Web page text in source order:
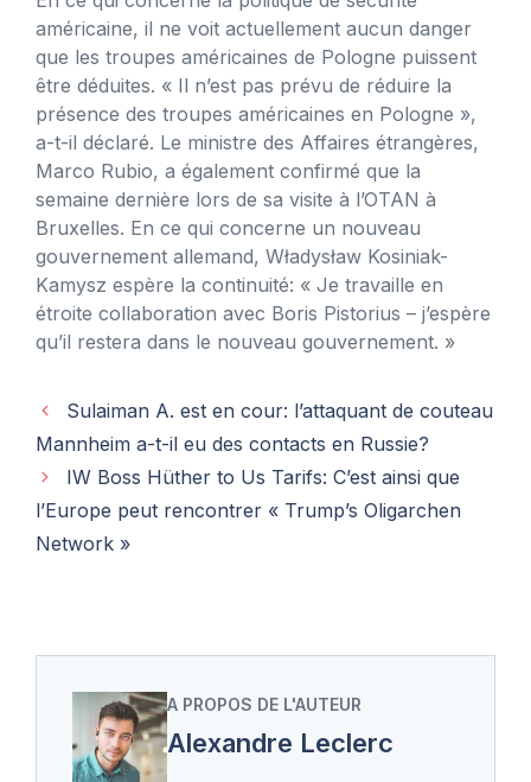
américaine, il ne voit actuellement aucun danger
que les troupes américaines de Pologne puissent
être déduites. « Il n’est pas prévu de réduire la
présence des troupes américaines en Pologne »,
a-t-il déclaré. Le ministre des Affaires étrangères,
Marco Rubio, a également confirmé que la
semaine dernière lors de sa visite à l’OTAN à
Bruxelles. En ce qui concerne un nouveau
gouvernement allemand, Władysław Kosiniak-
Kamysz espère la continuité: « Je travaille en
étroite collaboration avec Boris Pistorius – j’espère
qu’il restera dans le nouveau gouvernement. »
Sulaiman A. est en cour: l’attaquant de couteau
Mannheim a-t-il eu des contacts en Russie?
IW Boss Hüther to Us Tarifs: C’est ainsi que
l’Europe peut rencontrer « Trump’s Oligarchen
Network »
A PROPOS DE L'AUTEUR
Alexandre Leclerc